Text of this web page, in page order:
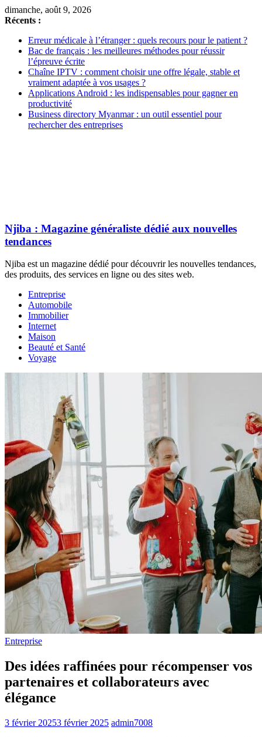
dimanche, août 9, 2026
Récents :
Erreur médicale à l’étranger : quels recours pour le patient ?
Bac de français : les meilleures méthodes pour réussir
l’épreuve écrite
Chaîne IPTV : comment choisir une offre légale, stable et
vraiment adaptée à vos usages ?
Applications Android : les indispensables pour gagner en
productivité
Business directory Myanmar : un outil essentiel pour
rechercher des entreprises
Njiba : Magazine généraliste dédié aux nouvelles
tendances
Njiba est un magazine dédié pour découvrir les nouvelles tendances,
des produits, des services en ligne ou des sites web.
Entreprise
Automobile
Immobilier
Internet
Maison
Beauté et Santé
Voyage
Entreprise
Des idées raffinées pour récompenser vos
partenaires et collaborateurs avec
élégance
3 février 20253 février 2025 admin7008